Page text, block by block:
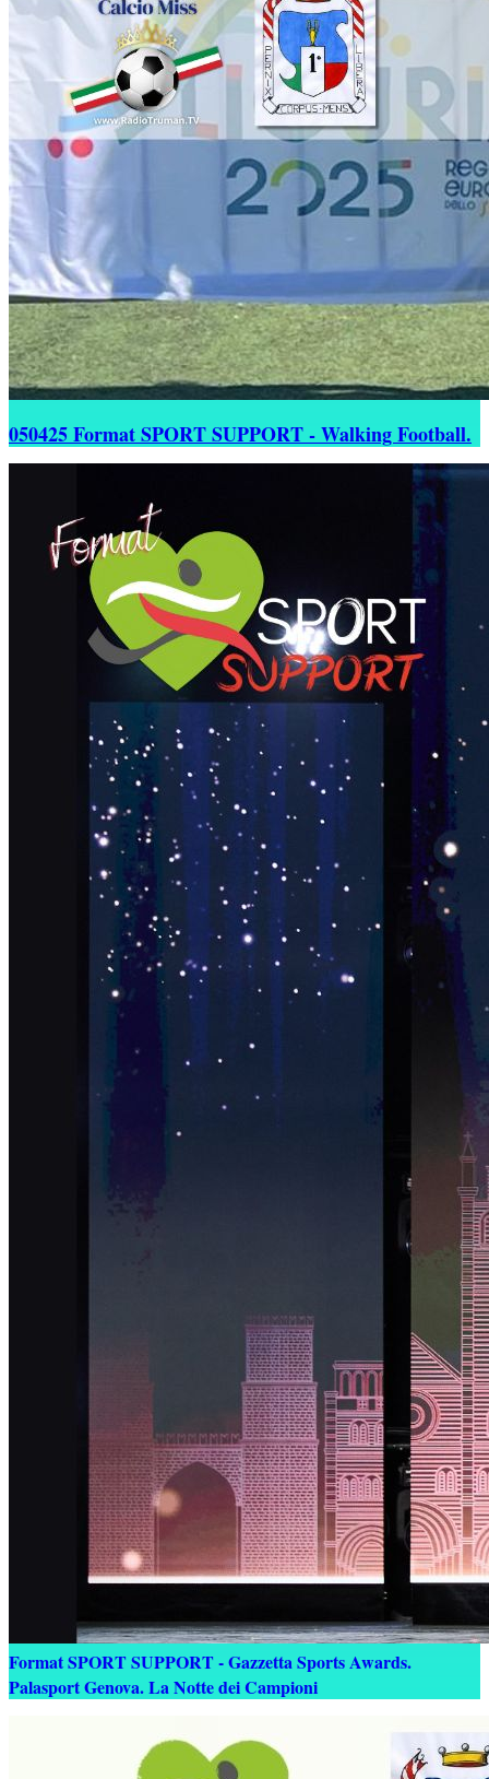
050425 Format SPORT SUPPORT - Walking Football.
Format SPORT SUPPORT - Gazzetta Sports Awards.
Palasport Genova. La Notte dei Campioni